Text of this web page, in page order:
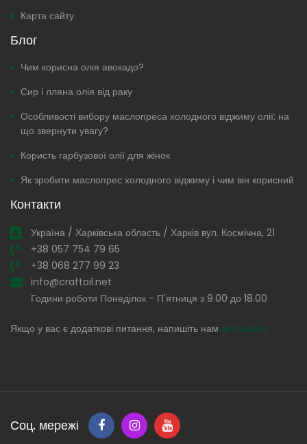
Карта сайту
Блог
Чим корисна олія авокадо?
Сир і лляна олія від раку
Особливості вибору маслопреса холодного віджиму олії: на
що звернути увагу?
Користь гарбузової олії для жінок
Як зробити маслопрес холодного віджиму і чим він корисний
Контакти
Україна / Харківська область / Харків вул. Космічна, 21
+38 057 754 79 65
+38 068 277 99 23
info@craftoil.net
Години роботи Понеділок - П'ятниця з 9.00 до 18.00
Якщо у вас є додаткові питання, напишіть нам зв'язатися
Соц. мережі